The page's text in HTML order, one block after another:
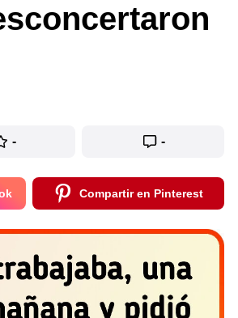
- -
Compartir en Pinterest